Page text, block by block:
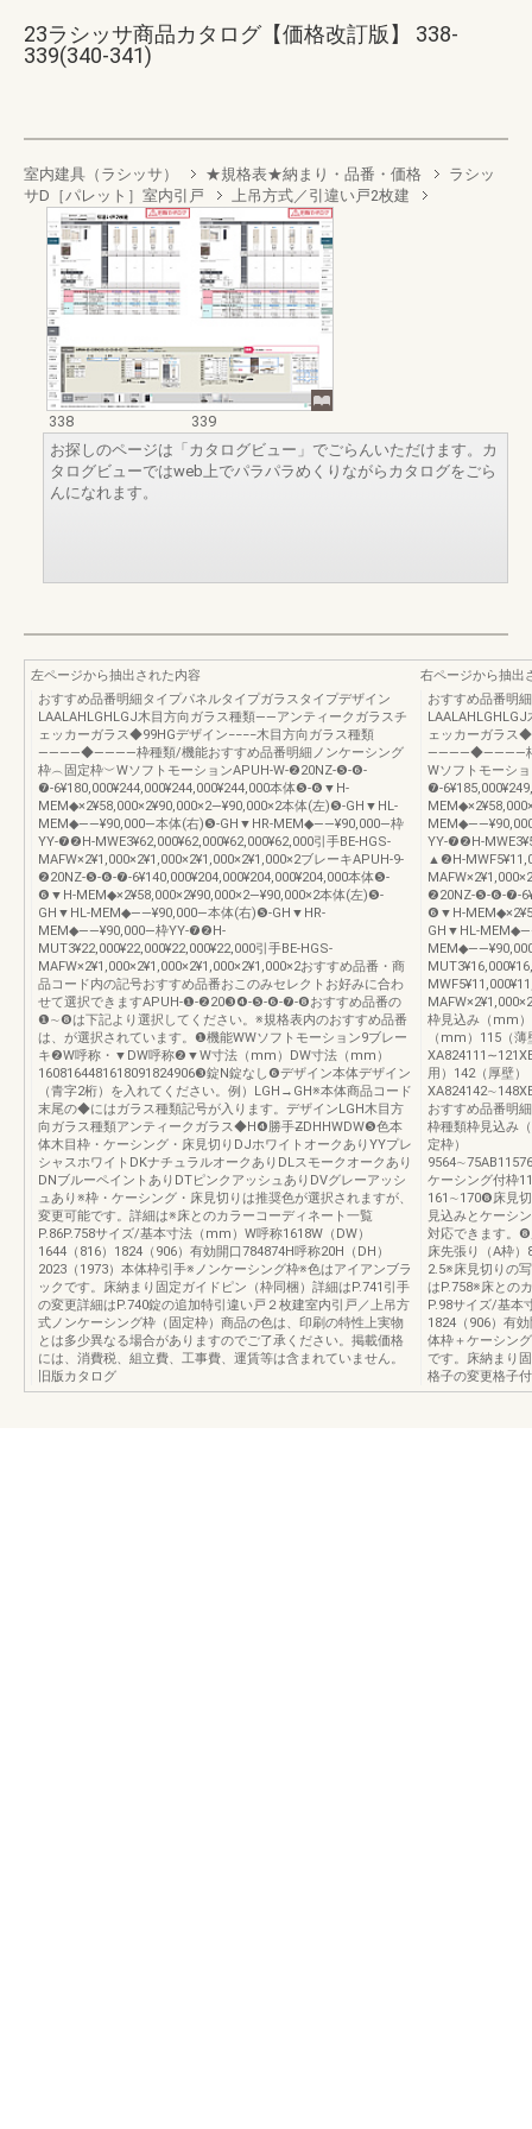
23ラシッサ商品カタログ【価格改訂版】 338-
339(340-341)
室内建具（ラシッサ） ★規格表★納まり・品番・価格
ラシッ
サD［パレット］室内引戸
上吊方式／引違い戸2枚建
338
339
お探しのページは「カタログビュー」でごらんいただけます。カ
タログビューではweb上でパラパラめくりながらカタログをごら
んになれます。
左ページから抽出された内容
おすすめ品番明細タイプパネルタイプガラスタイプデザイン
LAALAHLGHLGJ木目方向ガラス種類――アンティークガラスチ
ェッカーガラス◆99HGデザイン−−−−木目方向ガラス種類
――――◆――――枠種類/機能おすすめ品番明細ノンケーシング
枠︵固定枠︶WソフトモーションAPUH-W-❷20NZ-❺-❻-
❼-6¥180,000¥244,000¥244,000¥244,000本体❺-❻▼H-
MEM◆×2¥58,000×2¥90,000×2―¥90,000×2本体(左)❺-GH▼HL-
MEM◆――¥90,000―本体(右)❺-GH▼HR-MEM◆――¥90,000―枠
YY-❼❷H-MWE3¥62,000¥62,000¥62,000¥62,000引手BE-HGS-
MAFW×2¥1,000×2¥1,000×2¥1,000×2¥1,000×2ブレーキAPUH-9-
❷20NZ-❺-❻-❼-6¥140,000¥204,000¥204,000¥204,000本体❺-
❻▼H-MEM◆×2¥58,000×2¥90,000×2―¥90,000×2本体(左)❺-
GH▼HL-MEM◆――¥90,000―本体(右)❺-GH▼HR-
MEM◆――¥90,000―枠YY-❼❷H-
MUT3¥22,000¥22,000¥22,000¥22,000引手BE-HGS-
MAFW×2¥1,000×2¥1,000×2¥1,000×2¥1,000×2おすすめ品番・商
品コード内の記号おすすめ品番おこのみセレクトお好みに合わ
せて選択できますAPUH-❶-❷20❸❹-❺-❻-❼-❽おすすめ品番の
❶∼❽は下記より選択してください。※規格表内のおすすめ品番
は、が選択されています。❶機能WWソフトモーション9ブレー
キ❷W呼称・▼DW呼称❷▼W寸法（mm）DW寸法（mm）
1608164481618091824906❸錠N錠なし❻デザイン本体デザイン
（青字2桁）を入れてください。例）LGH→GH※本体商品コード
末尾の◆にはガラス種類記号が入ります。デザインLGH木目方
向ガラス種類アンティークガラス◆H❹勝手Z̶DHHWDW❺色本
体木目枠・ケーシング・床見切りDJホワイトオークありYYプレ
シャスホワイトDKナチュラルオークありDLスモークオークあり
DNブルーペイントありDTピンクアッシュありDVグレーアッシ
ュあり※枠・ケーシング・床見切りは推奨色が選択されますが、
変更可能です。詳細は※床とのカラーコーディネート一覧
P.86P.758サイズ/基本寸法（mm）W呼称1618W（DW）
1644（816）1824（906）有効開口784874H呼称20H（DH）
2023（1973）本体枠引手※ノンケーシング枠※色はアイアンブラ
ックです。床納まり固定ガイドピン（枠同梱）詳細はP.741引手
の変更詳細はP.740錠の追加特引違い戸２枚建室内引戸／上吊方
式ノンケーシング枠（固定枠）商品の色は、印刷の特性上実物
とは多少異なる場合がありますのでご了承ください。掲載価格
には、消費税、組立費、工事費、運賃等は含まれていません。
旧版カタログ
右ページから抽出
おすすめ品番明
ェッカーガラス
――――◆――――枠
Wソフトモーシ
❼-
YY-❼❷H-
▲❷H-
❷20NZ-❺-❻-❼-
❻▼H-
GH▼HL-
枠見込み（mm
（mm）115（薄
用）142（厚壁）
おすすめ品番明
枠種類枠見込み
定枠）
ケーシング付枠
161∼170❽床見切
見込みとケーシ
対応できます。❽
床先張り（A枠
2.5※床見切りの
はP.758※床との
P.98サイズ/基本
1824（906）有
体枠＋ケーシン
です。床納まり
格子の変更格子